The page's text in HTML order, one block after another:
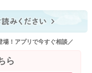
場！アプリで今すぐ相談／
ら